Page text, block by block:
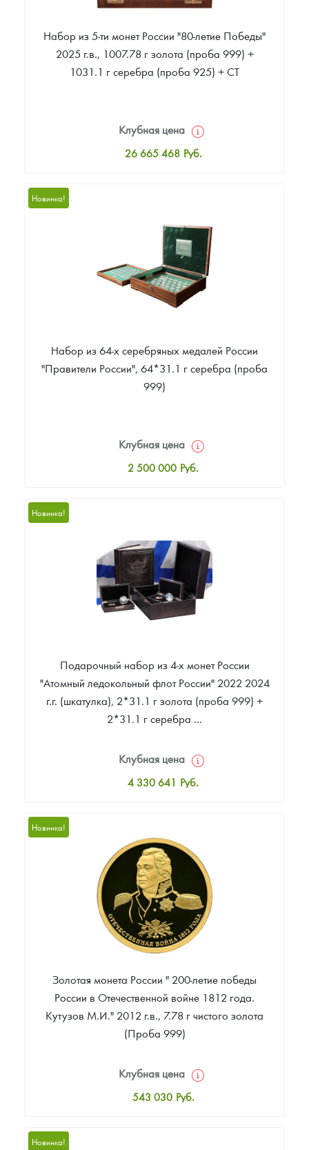
Набор из 5-ти монет России "80-летие Победы"
2025 г.в., 1007.78 г золота (проба 999) +
1031.1 г серебра (проба 925) + СТ
Клубная цена
26 665 468 Руб.
Звоните
Новинка!
Набор из 64-х серебряных медалей России
"Правители России", 64*31.1 г серебра (проба
999)
Клубная цена
2 500 000 Руб.
Звоните
Новинка!
Подарочный набор из 4-х монет России
"Атомный ледокольный флот России" 2022 2024
г.г. (шкатулка), 2*31.1 г золота (проба 999) +
2*31.1 г серебра ...
Клубная цена
4 330 641 Руб.
Цена выкупа
Звоните
Новинка!
Золотая монета России " 200-летие победы
России в Отечественной войне 1812 года.
Кутузов М.И." 2012 г.в., 7.78 г чистого золота
(Проба 999)
Клубная цена
543 030 Руб.
Новинка!